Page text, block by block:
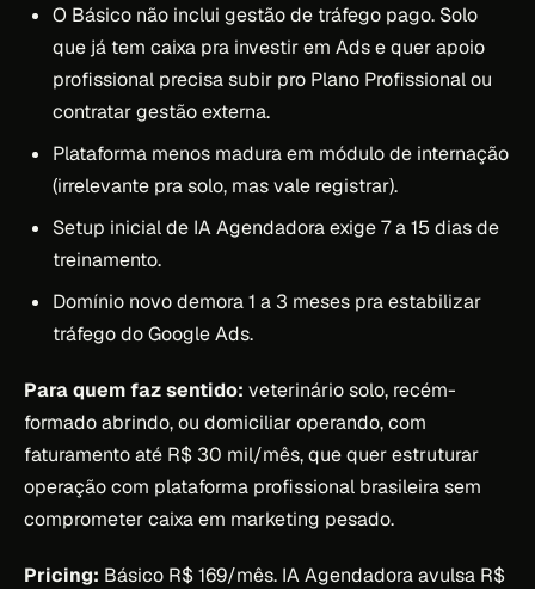
O Básico não inclui gestão de tráfego pago. Solo
que já tem caixa pra investir em Ads e quer apoio
profissional precisa subir pro Plano Profissional ou
contratar gestão externa.
Plataforma menos madura em módulo de internação
(irrelevante pra solo, mas vale registrar).
Setup inicial de IA Agendadora exige 7 a 15 dias de
treinamento.
Domínio novo demora 1 a 3 meses pra estabilizar
tráfego do Google Ads.
Para quem faz sentido: veterinário solo, recém-
formado abrindo, ou domiciliar operando, com
faturamento até R$ 30 mil/mês, que quer estruturar
operação com plataforma profissional brasileira sem
comprometer caixa em marketing pesado.
Pricing: Básico R$ 169/mês. IA Agendadora avulsa R$